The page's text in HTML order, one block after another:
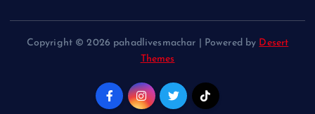
Copyright © 2026 pahadlivesmachar | Powered by Desert
Themes